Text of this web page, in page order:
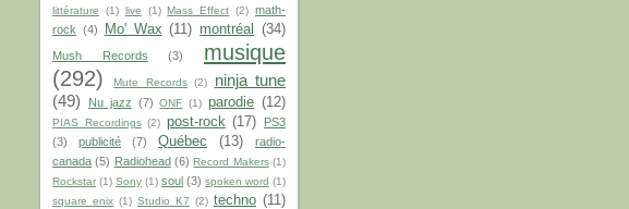
littérature
(1) live (1) Mass Effect (2) math-
rock (4) Mo' Wax (11) montréal (34)
Mush Records (3)
musique
(292)
Mute Records (2)
ninja tune
(49)
Nu jazz (7) ONF (1) parodie (12)
PIAS Recordings (2) post-rock (17)
PS3
(3)
publicité (7) Québec (13)
radio-
canada (5) Radiohead (6) Record Makers (1)
Rockstar (1) Sony (1) soul (3) spoken word (1)
square enix (1) Studio K7 (2) techno (11)